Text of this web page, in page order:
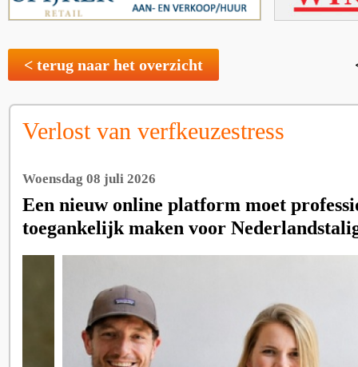
< terug naar het overzicht
Verlost van verfkeuzestress
Woensdag 08 juli 2026
Een nieuw online platform moet
toegankelijk maken voor